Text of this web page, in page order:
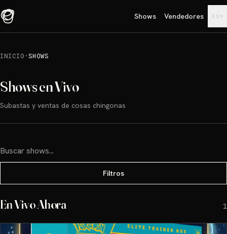
Shows Vendedores ES ▾
INICIO · SHOWS
Shows en Vivo
Subastas y ventas de cosas chingonas
Filtros
En Vivo Ahora 1